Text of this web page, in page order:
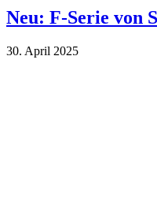
Neu: F-Serie von
30. April 2025